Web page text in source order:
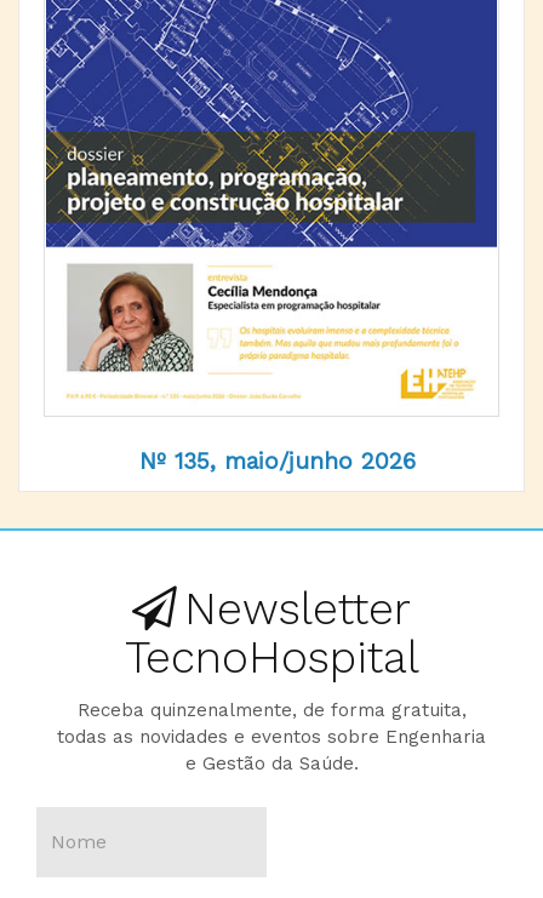
Nº 135, maio/junho 2026
Newsletter
TecnoHospital
Receba quinzenalmente, de forma gratuita,
todas as novidades e eventos sobre Engenharia
e Gestão da Saúde.